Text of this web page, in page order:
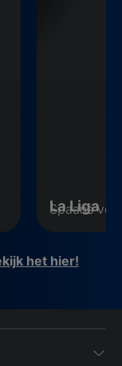
La Liga
Spaans
het hier!